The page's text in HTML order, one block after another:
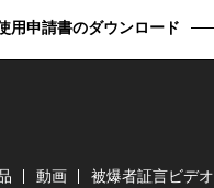
用申請書のダウンロード
動画 被爆者証言ビデオ